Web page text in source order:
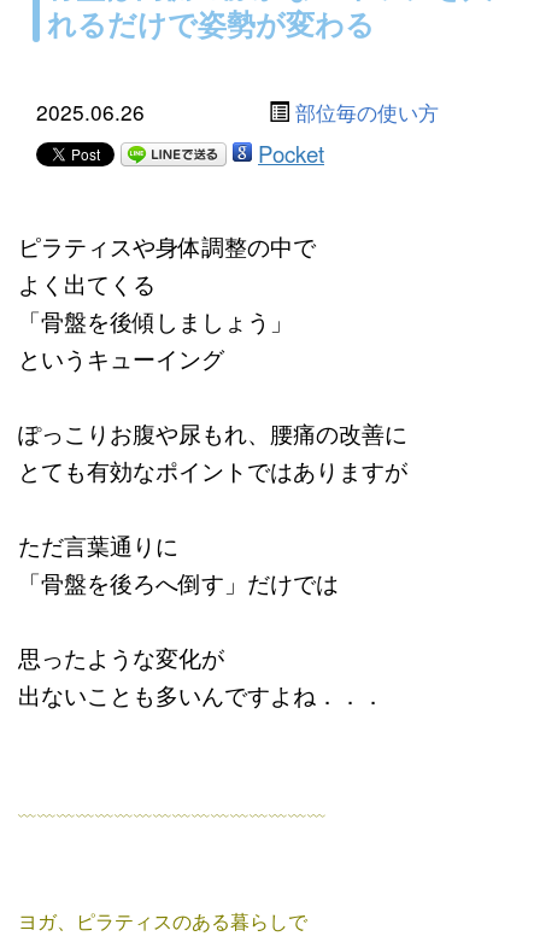
れるだけで姿勢が変わる
2025.06.26 部位毎の使い方
Pocket
ピラティスや身体調整の中で
よく出てくる
「骨盤を後傾しましょう」
というキューイング
ぽっこりお腹や尿もれ、腰痛の改善に
とても有効なポイントではありますが
ただ言葉通りに
「骨盤を後ろへ倒す」だけでは
思ったような変化が
出ないことも多いんですよね．．．
﹏﹏﹏﹏﹏﹏﹏﹏﹏﹏﹏﹏﹏﹏﹏﹏
ヨガ、ピラティスのある暮らしで